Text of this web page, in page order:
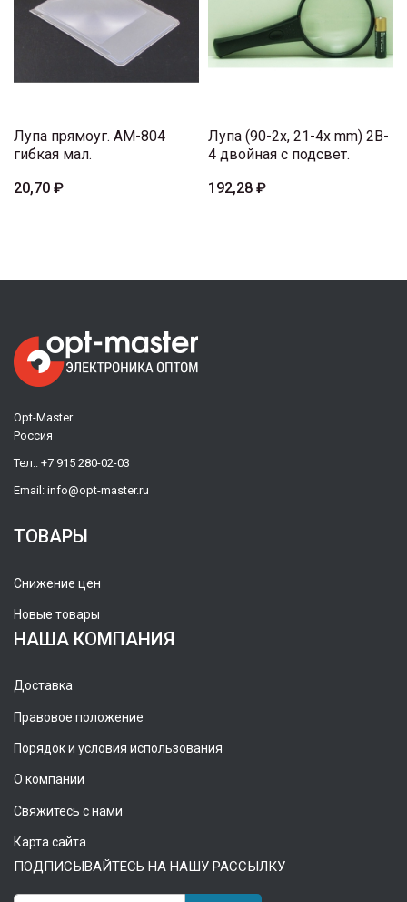
Лупа прямоуг. AM-804
гибкая мал.
20,70 ₽
Лупа (90-2x, 21-4x mm) 2B-
4 двойная с подсвет.
192,28 ₽
Opt-Master
Россия
Тел.: +7 915 280-02-03
Email: info@opt-master.ru
ТОВАРЫ
Снижение цен
Новые товары
НАША КОМПАНИЯ
Доставка
Правовое положение
Порядок и условия использования
О компании
Свяжитесь с нами
Карта сайта
ПОДПИСЫВАЙТЕСЬ НА НАШУ РАССЫЛКУ